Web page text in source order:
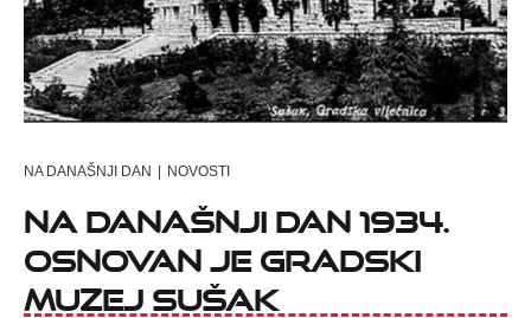
NA DANAŠNJI DAN | NOVOSTI
Na današnji dan 1934.
osnovan je Gradski
muzej Sušak